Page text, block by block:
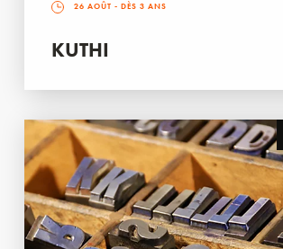
26 AOÛT - DÈS 3 ANS
KUTHI